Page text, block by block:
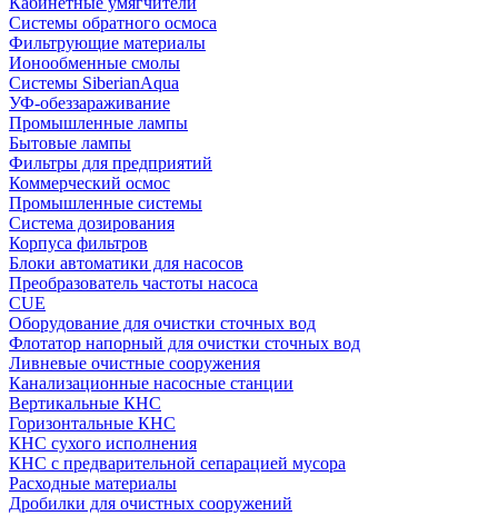
Системы обратного осмоса
Фильтрующие материалы
Ионообменные смолы
Системы SiberianAqua
УФ-обеззараживание
Промышленные лампы
Бытовые лампы
Фильтры для предприятий
Коммерческий осмос
Промышленные системы
Система дозирования
Корпуса фильтров
Блоки автоматики для насосов
Преобразователь частоты насоса
CUE
Оборудование для очистки сточных вод
Флотатор напорный для очистки сточных вод
Ливневые очистные сооружения
Канализационные насосные станции
Вертикальные КНС
Горизонтальные КНС
КНС сухого исполнения
КНС с предварительной сепарацией мусора
Расходные материалы
Дробилки для очистных сооружений